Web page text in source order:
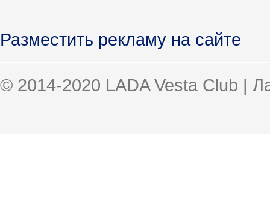
Разместить рекламу на сайте
© 2014-2020 LADA Vesta Club |